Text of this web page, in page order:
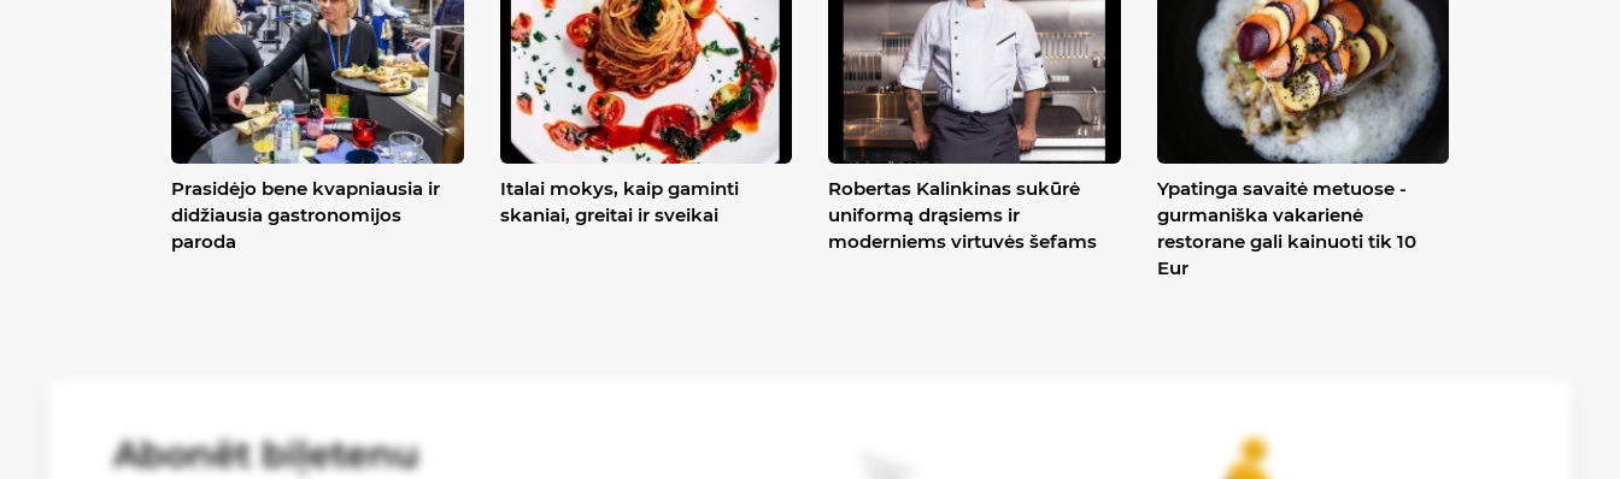
Prasidėjo bene kvapniausia ir
didžiausia gastronomijos
paroda
Italai mokys, kaip gaminti
skaniai, greitai ir sveikai
Robertas Kalinkinas sukūrė
uniformą drąsiems ir
moderniems virtuvės šefams
Ypatinga savaitė metuose -
gurmaniška vakarienė
restorane gali kainuoti tik 10
Eur
Abonēt biļetenu